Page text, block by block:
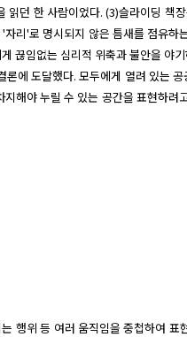
던 한 사람이었다. (3)슬라이딩 책
리'로 명시되지 않은 틈새를 점유하
끊임없는 심리적 위축과 불안을 야
도달했다. 모두에게 열려 있는
해야 누릴 수 있는 공간을 표현하려
위 등 여러 움직임을 중첩하여 표